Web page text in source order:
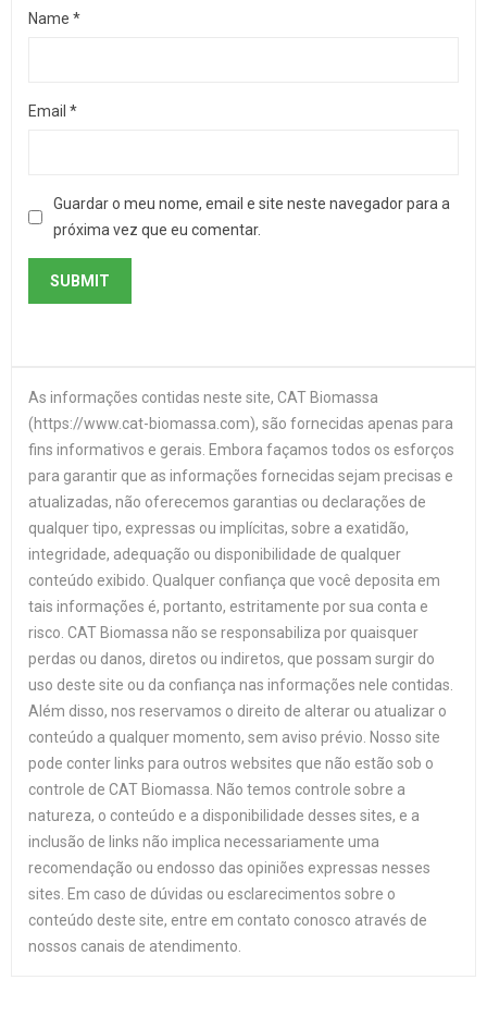
Name *
Email *
Guardar o meu nome, email e site neste navegador para a
próxima vez que eu comentar.
As informações contidas neste site, CAT Biomassa
(https://www.cat-biomassa.com), são fornecidas apenas para
fins informativos e gerais. Embora façamos todos os esforços
para garantir que as informações fornecidas sejam precisas e
atualizadas, não oferecemos garantias ou declarações de
qualquer tipo, expressas ou implícitas, sobre a exatidão,
integridade, adequação ou disponibilidade de qualquer
conteúdo exibido. Qualquer confiança que você deposita em
tais informações é, portanto, estritamente por sua conta e
risco. CAT Biomassa não se responsabiliza por quaisquer
perdas ou danos, diretos ou indiretos, que possam surgir do
uso deste site ou da confiança nas informações nele contidas.
Além disso, nos reservamos o direito de alterar ou atualizar o
conteúdo a qualquer momento, sem aviso prévio. Nosso site
pode conter links para outros websites que não estão sob o
controle de CAT Biomassa. Não temos controle sobre a
natureza, o conteúdo e a disponibilidade desses sites, e a
inclusão de links não implica necessariamente uma
recomendação ou endosso das opiniões expressas nesses
sites. Em caso de dúvidas ou esclarecimentos sobre o
conteúdo deste site, entre em contato conosco através de
nossos canais de atendimento.